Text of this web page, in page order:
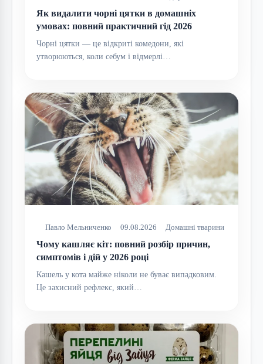
Як видалити чорні цятки в домашніх
умовах: повний практичний гід 2026
Чорні цятки — це відкриті комедони, які
утворюються, коли себум і відмерлі…
Павло Мельниченко 09.08.2026 Домашні тварини
Чому кашляє кіт: повний розбір причин,
симптомів і дій у 2026 році
Кашель у кота майже ніколи не буває випадковим.
Це захисний рефлекс, який…